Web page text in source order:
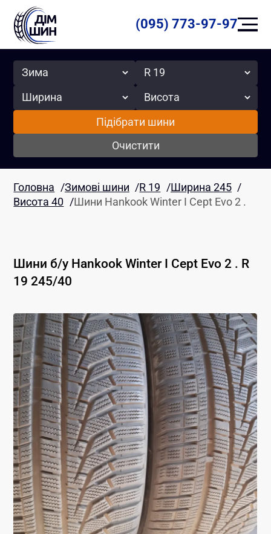
(095) 773-97-97
Сезон Радіус
Ширина Висота
Підібрати шини
Очистити
Головна /Зимові шини /R 19 /Ширина 245 /
Висота 40 /Шини Hankook Winter I Cept Evo 2 .
Шини б/у Hankook Winter I Cept Evo 2 . R
19 245/40